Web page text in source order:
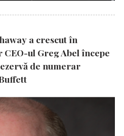
a crescut în
ul Greg Abel începe
de numerar